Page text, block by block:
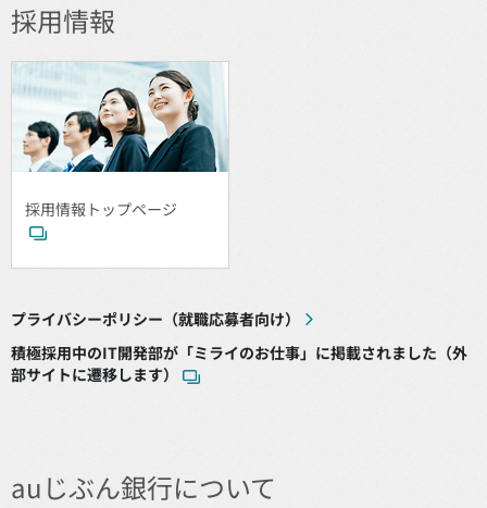
採用情報
採用情報トップページ
プライバシーポリシー（就職応募者向け）
積極採用中のIT開発部が「ミライのお仕事」に掲載されました（外
部サイトに遷移します）
auじぶん銀行について